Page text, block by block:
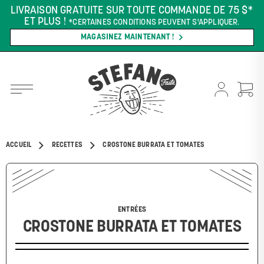
LIVRAISON GRATUITE SUR TOUTE COMMANDE DE 75 $*
ET PLUS ! *CERTAINES CONDITIONS PEUVENT S'APPLIQUER.
MAGASINEZ MAINTENANT !
ACCUEIL RECETTES CROSTONE BURRATA ET TOMATES
ENTRÉES
CROSTONE BURRATA ET TOMATES